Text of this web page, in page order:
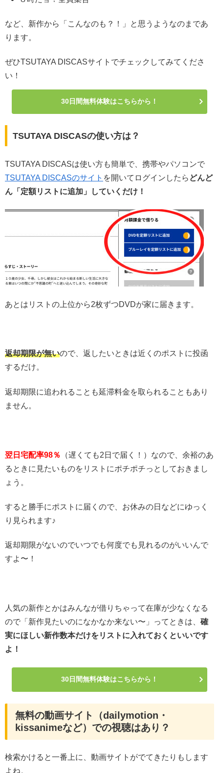
など、新作から「こんなのも？！」と思うようなのまであ
ります。
ぜひTSUTAYA DISCASサイトでチェックしてみてくださ
い！
30日間無料体験はこちらから！
TSUTAYA DISCASの使い方は？
TSUTAYA DISCASは使い方も簡単で、携帯やパソコンで
TSUTAYA DISCASのサイト を開いてログインしたら どんど
ん「定額リストに追加」していくだけ！
あとはリストの上位から2枚ずつDVDが家に届きます。
返却期限が無いので、返したいときは近くのポストに投函
するだけ。
返却期限に追われることも延滞料金を取られることもあり
ません。
翌日宅配率98％
（遅くても2日で届く！）なので、余裕のあ
るときに見たいものをリストにポチポチっとしておきまし
ょう。
すると勝手にポストに届くので、お休みの日などにゆっく
り見られます♪
返却期限がないのでいつでも何度でも見れるのがいいんで
すよ〜！
人気の新作とかはみんなが借りちゃって在庫が少なくなる
ので「新作見たいのになかなか来ない〜」ってときは、 確
実にほしい新作数本だけをリストに入れておくといいです
よ！
30日間無料体験はこちらから！
無料の動画サイト（dailymotion・
kissanimeなど）での視聴はあり？
検索かけると一番上に、動画サイトがでてきたりもします
よね。